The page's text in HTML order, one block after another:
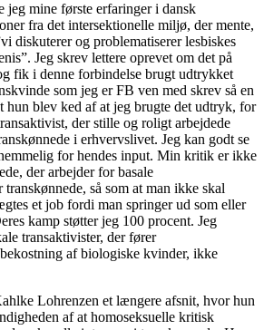
jeg mine første erfaringer i dansk
fra det intersektionelle miljø, der mente,
diskuterer og problematiserer lesbiskes
Jeg skrev lettere oprevet om det på
fik i denne forbindelse brugt udtrykket
som jeg er FB ven med skrev så en
hun blev ked af at jeg brugte det udtryk, for
der stille og roligt arbejdede
i erhvervslivet. Jeg kan godt se
for hendes input. Min kritik er ikke
der arbejder for basale
så som at man ikke skal
et job fordi man springer ud som eller
kamp støtter jeg 100 procent. Jeg
transaktivister, der fører
af biologiske kvinder, ikke
Lohrenzen et længere afsnit, hvor hun
af at homoseksuelle kritisk